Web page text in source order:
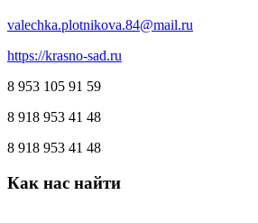
valechka.plotnikova.84@mail.ru
https://krasno-sad.ru
8 953 105 91 59
8 918 953 41 48
8 918 953 41 48
Как нас найти